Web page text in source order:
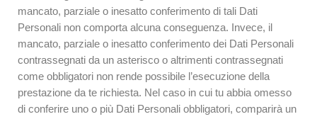
mancato, parziale o inesatto conferimento di tali Dati
Personali non comporta alcuna conseguenza. Invece, il
mancato, parziale o inesatto conferimento dei Dati Personali
contrassegnati da un asterisco o altrimenti contrassegnati
come obbligatori non rende possibile l’esecuzione della
prestazione da te richiesta. Nel caso in cui tu abbia omesso
di conferire uno o più Dati Personali obbligatori, comparirà un